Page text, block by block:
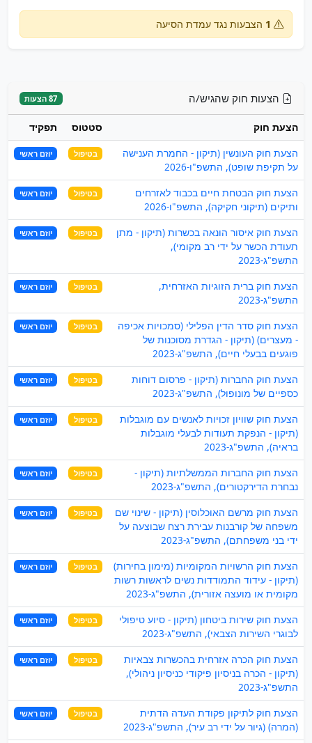
1 הצבעות נגד עמדת הסיעה
הצעות חוק שהגיש/ה 87 הצעות
הצעת חוק סטטוס
תפקיד
הצעת חוק העונשין (תיקון - החמרת הענישה
על תקיפת שופט), התשפ"ו-2026
בטיפול יוזם ראשי
הצעת חוק הבטחת חיים בכבוד לאזרחים
ותיקים (תיקוני חקיקה), התשפ"ו-2026
בטיפול יוזם ראשי
הצעת חוק איסור הונאה בכשרות (תיקון - מתן
תעודת הכשר על ידי רב מקומי),
התשפ"ג-2023
בטיפול יוזם ראשי
הצעת חוק ברית הזוגיות האזרחית,
התשפ"ג-2023
בטיפול יוזם ראשי
הצעת חוק סדר הדין הפלילי (סמכויות אכיפה
- מעצרים) (תיקון - הגדרת מסוכנות של
פוגעים בבעלי חיים), התשפ"ג-2023
בטיפול יוזם ראשי
הצעת חוק החברות (תיקון - פרסום דוחות
כספיים של מונופול), התשפ"ג-2023
בטיפול יוזם ראשי
הצעת חוק שוויון זכויות לאנשים עם מוגבלות
(תיקון - הנפקת תעודות לבעלי מוגבלות
בראיה), התשפ"ג-2023
בטיפול יוזם ראשי
הצעת חוק החברות הממשלתיות (תיקון -
נבחרת הדירקטורים), התשפ"ג-2023
בטיפול יוזם ראשי
הצעת חוק מרשם האוכלוסין (תיקון - שינוי שם
משפחה של קורבנות עבירת רצח שבוצעה על
ידי בני משפחתם), התשפ"ג-2023
בטיפול יוזם ראשי
הצעת חוק הרשויות המקומיות (מימון בחירות)
(תיקון - עידוד התמודדות נשים לראשות רשות
מקומית או מועצה אזורית), התשפ"ג-2023
בטיפול יוזם ראשי
הצעת חוק שירות ביטחון (תיקון - סיוע טיפולי
לבוגרי השירות הצבאי), התשפ"ג-2023
בטיפול יוזם ראשי
הצעת חוק הכרה אזרחית בהכשרות צבאיות
(תיקון - הכרה בניסיון פיקודי כניסיון ניהולי),
התשפ"ג-2023
בטיפול יוזם ראשי
הצעת חוק לתיקון פקודת העדה הדתית
(המרה) (גיור על ידי רב עיר), התשפ"ג-2023
בטיפול יוזם ראשי